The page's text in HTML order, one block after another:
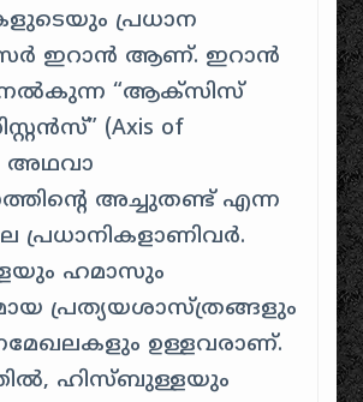
പ്രധാന
ഇറാൻ ആണ്. ഇറാൻ
നൽകുന്ന “ആക്സിസ്
(Axis of
അഥവാ
അച്ചുതണ്ട് എന്ന
പ്രധാനികളാണിവർ.
ഹമാസും
പ്രത്യയശാസ്ത്രങ്ങളും
ഉള്ളവരാണ്.
ഹിസ്ബുള്ളയും